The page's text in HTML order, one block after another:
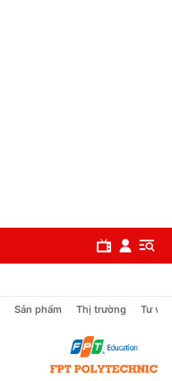
Sản phẩm Thị trường Tư vấn